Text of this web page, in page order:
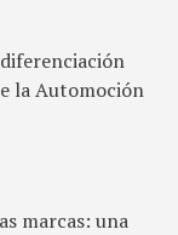
la Automoción
marcas: una